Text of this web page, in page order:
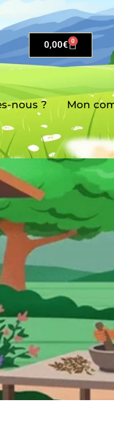
0,00€ 0
nous ? Mon